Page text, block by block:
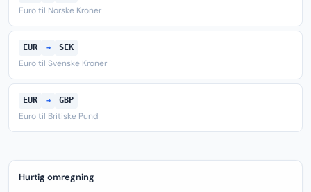
Euro til Norske Kroner
EUR → SEK
Euro til Svenske Kroner
EUR → GBP
Euro til Britiske Pund
Hurtig omregning